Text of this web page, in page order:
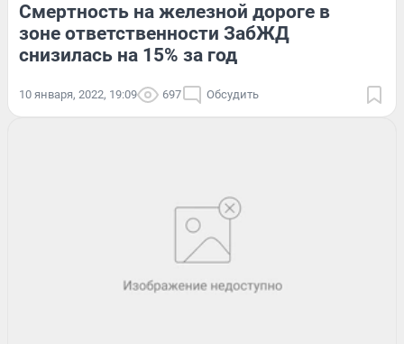
Смертность на железной дороге в
зоне ответственности ЗабЖД
снизилась на 15% за год
10 января, 2022, 19:09 697 Обсудить